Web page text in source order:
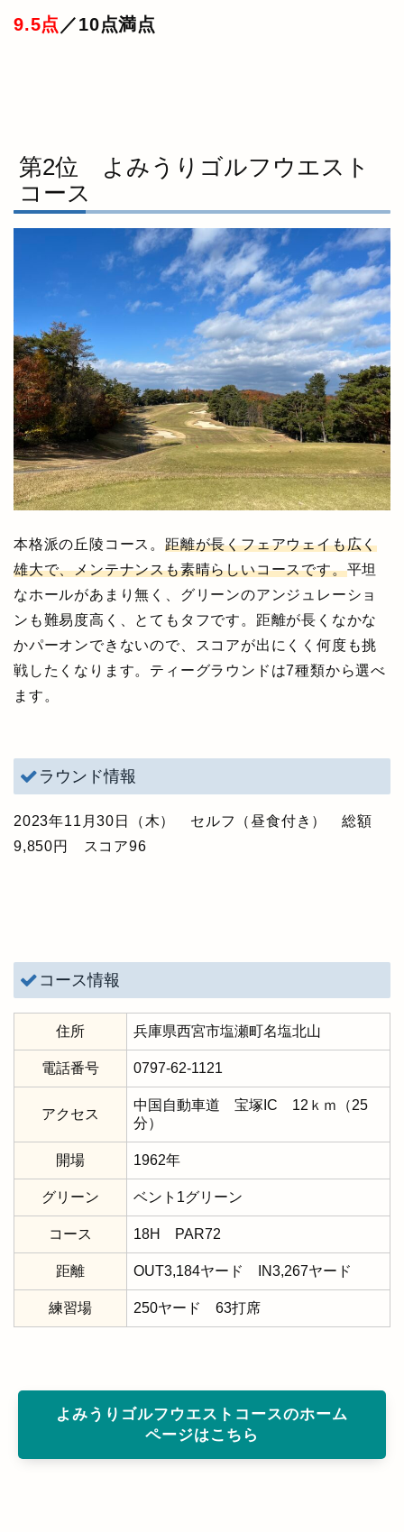
9.5点 ／10点満点
第2位 よみうりゴルフウエスト
コース
本格派の丘陵コース。 距離が長くフェアウェイも広く
雄大で、メンテナンスも素晴らしいコースです。平坦
なホールがあまり無く、グリーンのアンジュレーショ
ンも難易度高く、とてもタフです。距離が長くなかな
かパーオンできないので、スコアが出にくく何度も挑
戦したくなります。ティーグラウンドは7種類から選べ
ます。
ラウンド情報
2023年11月30日（木） セルフ（昼食付き） 総額
9,850円 スコア96
コース情報
住所 兵庫県西宮市塩瀬町名塩北山
電話番号 0797-62-1121
アクセス
中国自動車道 宝塚IC 12ｋｍ（25
分）
開場 1962年
グリーン ベント1グリーン
コース 18H PAR72
距離 OUT3,184ヤード IN3,267ヤード
練習場 250ヤード 63打席
よみうりゴルフウエストコースのホーム
ページはこちら